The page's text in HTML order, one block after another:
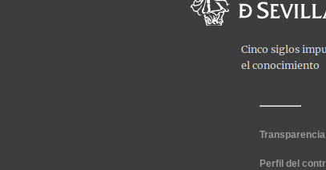
Transparencia
Perfil del